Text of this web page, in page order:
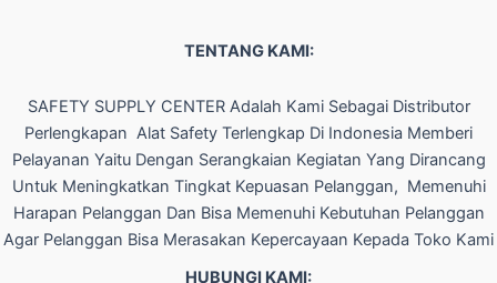
TENTANG KAMI:
SAFETY SUPPLY CENTER Adalah Kami Sebagai Distributor
Perlengkapan Alat Safety Terlengkap Di Indonesia Memberi
Pelayanan Yaitu Dengan Serangkaian Kegiatan Yang Dirancang
Untuk Meningkatkan Tingkat Kepuasan Pelanggan, Memenuhi
Harapan Pelanggan Dan Bisa Memenuhi Kebutuhan Pelanggan
Agar Pelanggan Bisa Merasakan Kepercayaan Kepada Toko Kami
HUBUNGI KAMI: